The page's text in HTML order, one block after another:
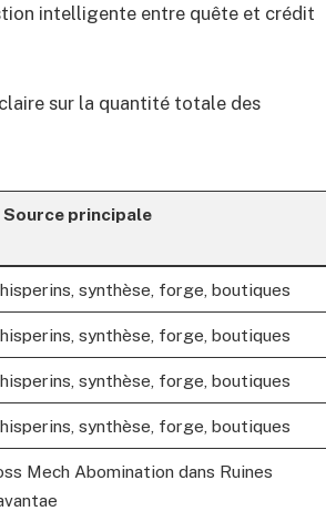
intelligente entre quête et crédit
sur la quantité totale des
Source principale
synthèse, forge, boutiques
synthèse, forge, boutiques
synthèse, forge, boutiques
synthèse, forge, boutiques
Mech Abomination dans Ruines